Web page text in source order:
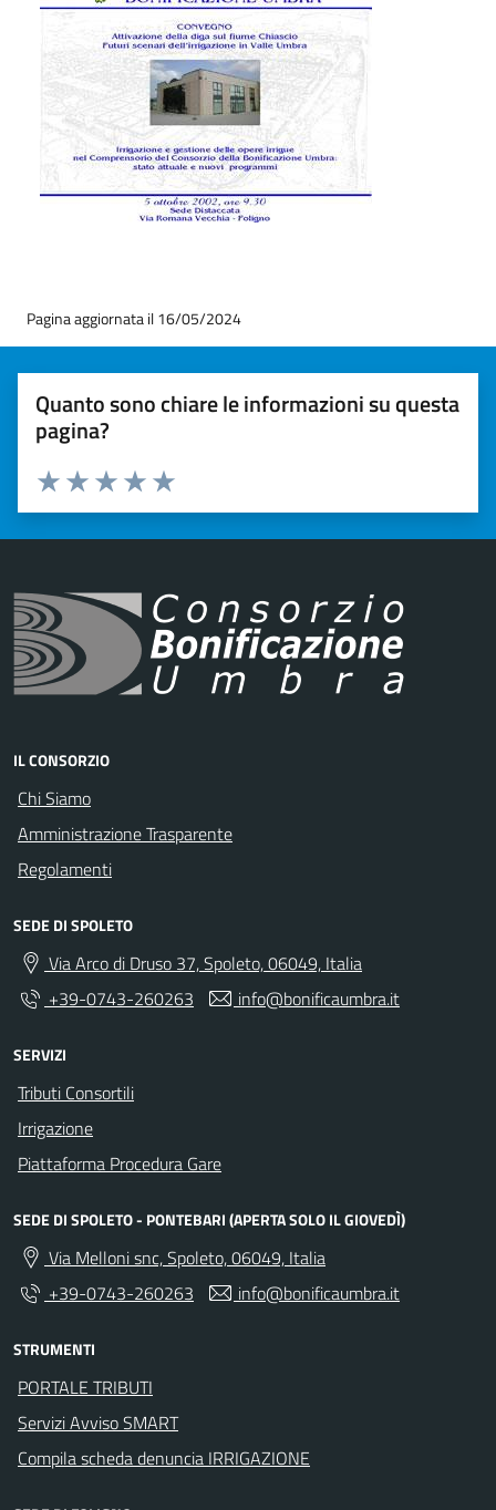
Pagina aggiornata il 16/05/2024
Quanto sono chiare le informazioni su questa
pagina?
Valuta 5 stelle su 5
Valuta 4 stelle su 5
Valuta 3 stelle su 5
Valuta 2 stelle su 5
Valuta 1 stelle su 5
IL CONSORZIO
Chi Siamo
Amministrazione Trasparente
Regolamenti
SEDE DI SPOLETO
Via Arco di Druso 37, Spoleto, 06049, Italia
+39-0743-260263
info@bonificaumbra.it
SERVIZI
Tributi Consortili
Irrigazione
Piattaforma Procedura Gare
SEDE DI SPOLETO - PONTEBARI (APERTA SOLO IL GIOVEDÌ)
Via Melloni snc, Spoleto, 06049, Italia
+39-0743-260263
info@bonificaumbra.it
STRUMENTI
PORTALE TRIBUTI
Servizi Avviso SMART
Compila scheda denuncia IRRIGAZIONE